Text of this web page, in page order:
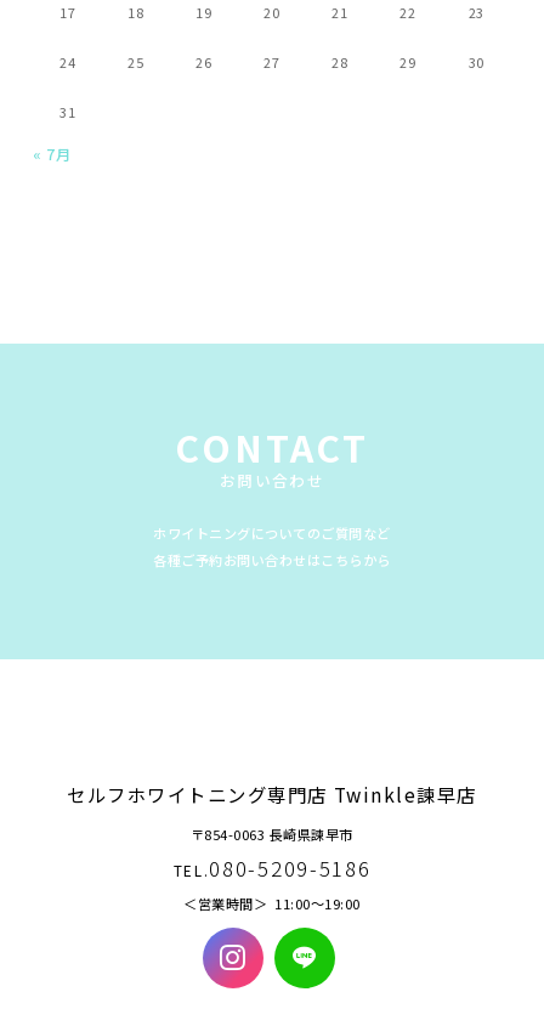
17 18 19 20 21 22 23
24 25 26 27 28 29 30
31
« 7月
CONTACT
お問い合わせ
ホワイトニングについてのご質問など
各種ご予約お問い合わせはこちらから
セルフホワイトニング専門店 Twinkle諫早店
〒854-0063 長崎県諫早市
TEL.080-5209-5186
営業時間 11:00〜19:00